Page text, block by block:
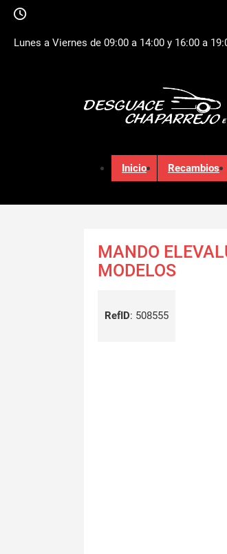
Lunes a Viernes de 09:00 a 14:00 y 16:00 a
Inicio Recambios
MANDO
MODELOS
RefID: 508555